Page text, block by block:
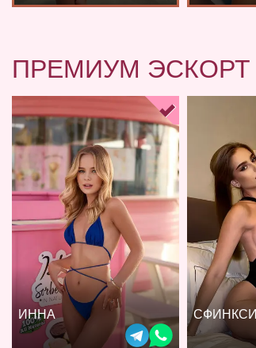
ПРЕМИУМ ЭСКОРТ
ИННА СФИНКСИ